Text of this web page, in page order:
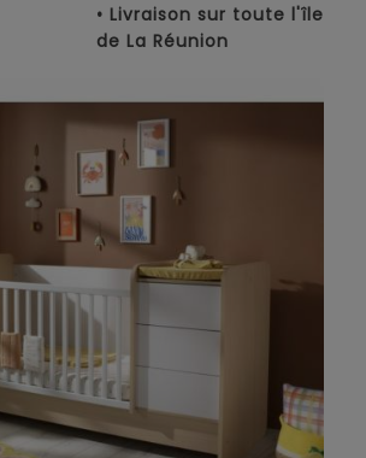
• Livraison sur toute l'île
de La Réunion